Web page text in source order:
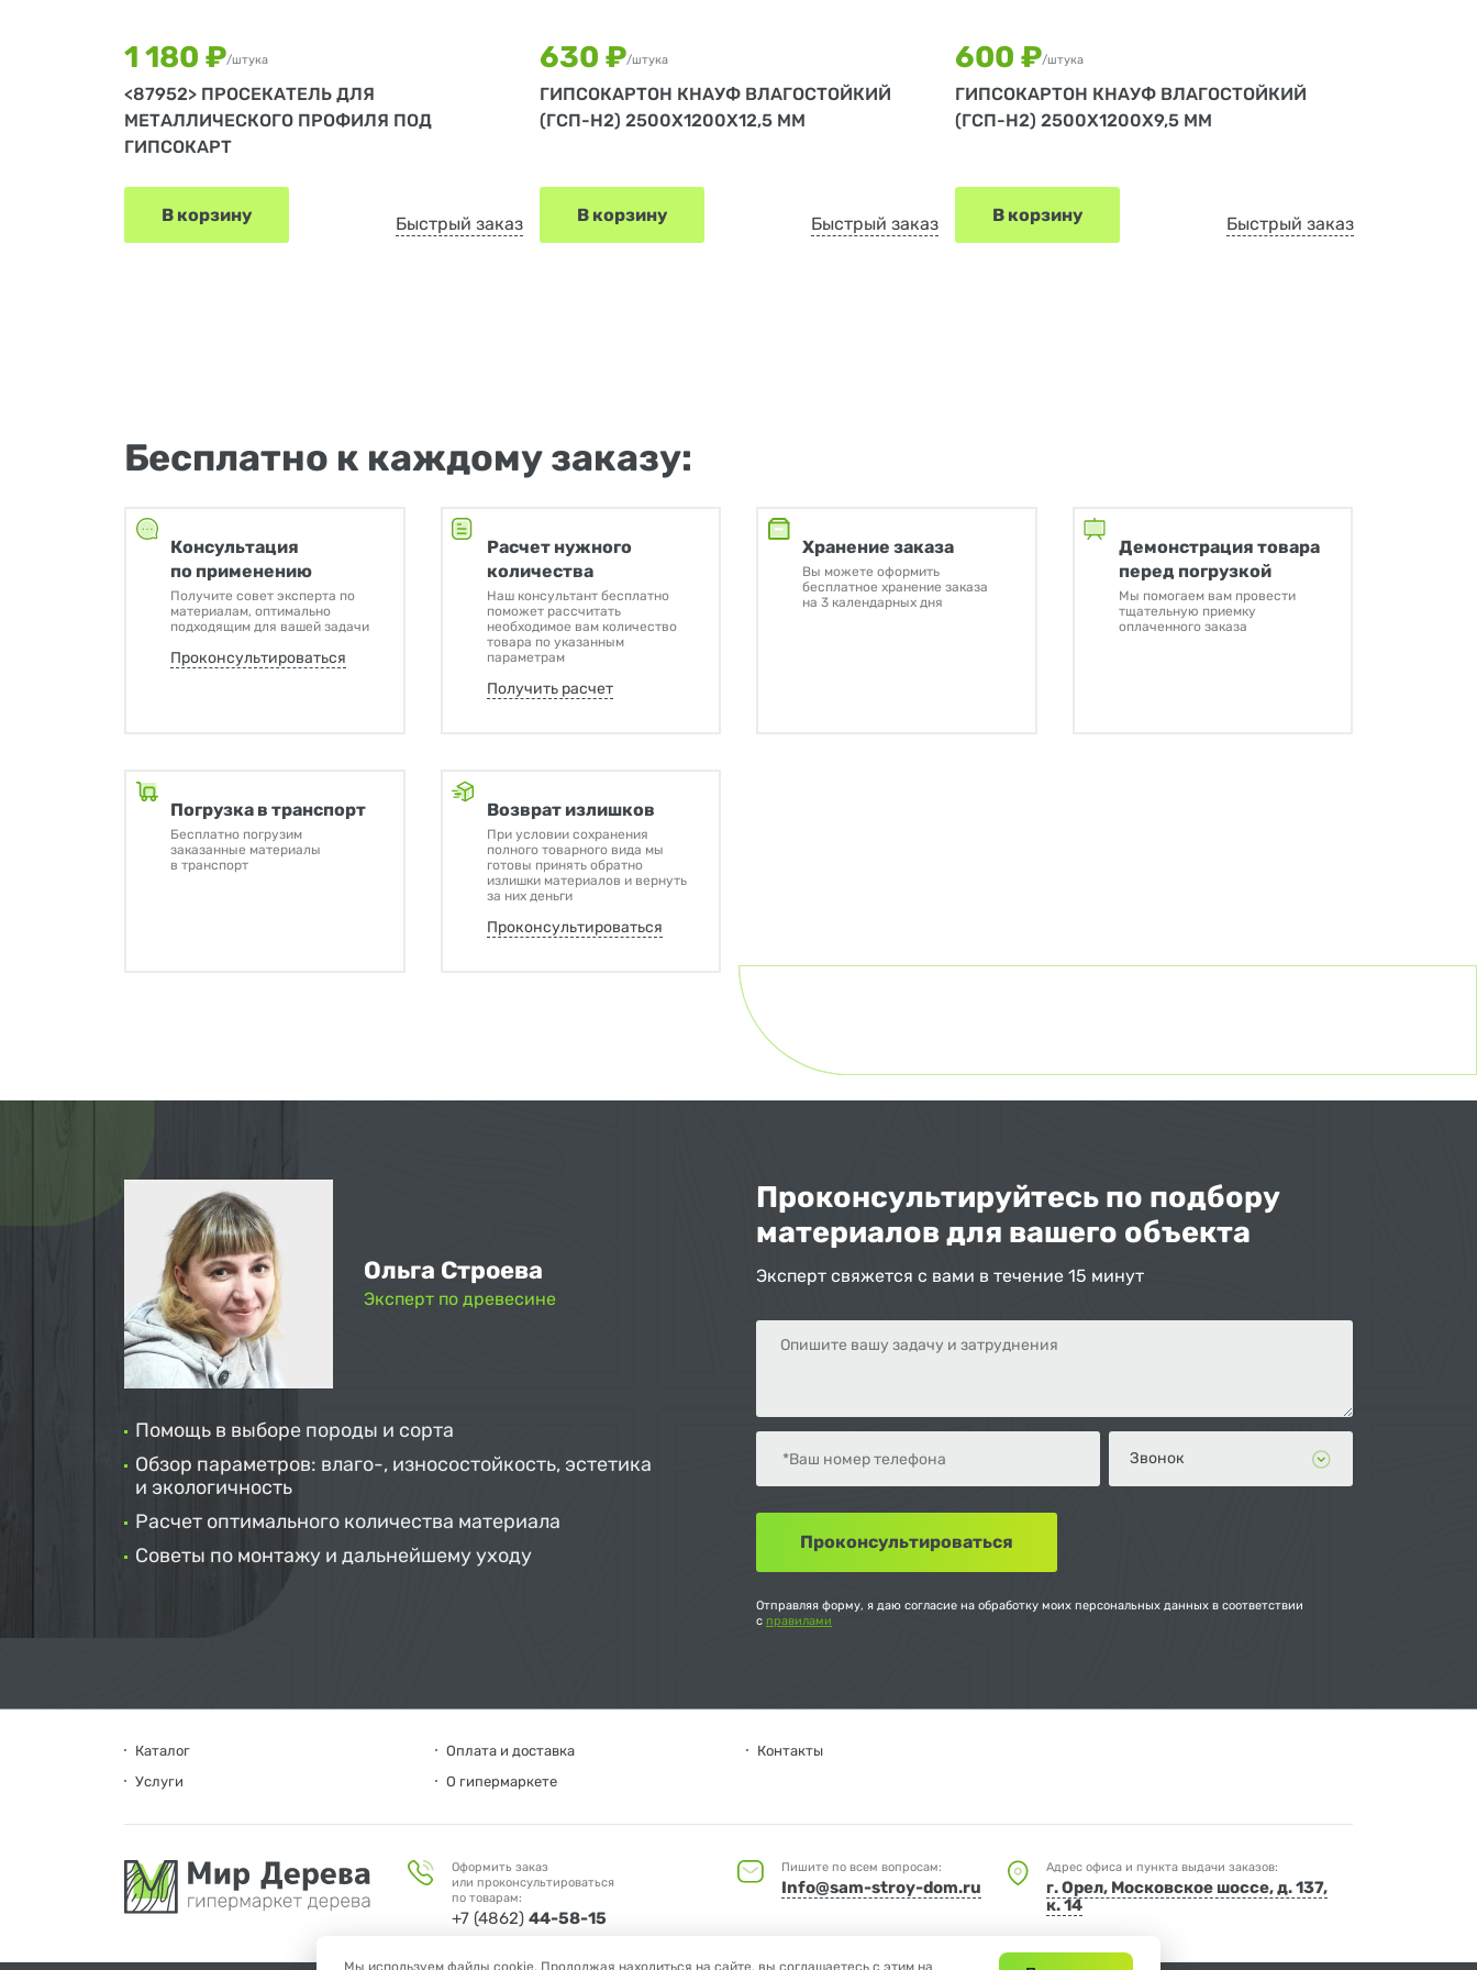
1 180 ₽/штука
<87952> ПРОСЕКАТЕЛЬ ДЛЯ
МЕТАЛЛИЧЕСКОГО ПРОФИЛЯ ПОД
ГИПСОКАРТ
В корзину Быстрый заказ
630 ₽/штука
ГИПСОКАРТОН КНАУФ ВЛАГОСТОЙКИЙ
(ГСП-Н2) 2500Х1200Х12,5 ММ
В корзину Быстрый заказ
600 ₽/штука
ГИПСОКАРТОН КНАУФ ВЛАГОСТОЙКИЙ
(ГСП-Н2) 2500Х1200Х9,5 ММ
В корзину Быстрый заказ
Бесплатно к каждому заказу:
Консультация
по применению
Получите совет эксперта по
материалам, оптимально
подходящим для вашей задачи
Проконсультироваться
Расчет нужного
количества
Наш консультант бесплатно
поможет рассчитать
необходимое вам количество
товара по указанным
параметрам
Получить расчет
Хранение заказа
Вы можете оформить
бесплатное хранение заказа
на 3 календарных дня
Демонстрация товара
перед погрузкой
Мы помогаем вам провести
тщательную приемку
оплаченного заказа
Погрузка в транспорт
Бесплатно погрузим
заказанные материалы
в транспорт
Возврат излишков
При условии сохранения
полного товарного вида мы
готовы принять обратно
излишки материалов и вернуть
за них деньги
Проконсультироваться
Ольга Строева
Эксперт по древесине
Помощь в выборе породы и сорта
Обзор параметров: влаго-, износостойкость, эстетика
и экологичность
Расчет оптимального количества материала
Советы по монтажу и дальнейшему уходу
Проконсультируйтесь по подбору
материалов для вашего объекта
Эксперт свяжется с вами в течение 15 минут
Отправляя форму, я даю согласие на обработку моих персональных данных в соответствии
с правилами
Каталог
Услуги
Оплата и доставка
О гипермаркете
Контакты
Оформить заказ
или проконсультироваться
по товарам:
+7 (4862) 44-58-15
Пишите по всем вопросам:
Info@sam-stroy-dom.ru
Адрес офиса и пункта выдачи заказов:
г. Орел, Московское шоссе, д. 137,
к. 14
Мы используем файлы cookie. Продолжая находиться на сайте, вы соглашаетесь с этим на